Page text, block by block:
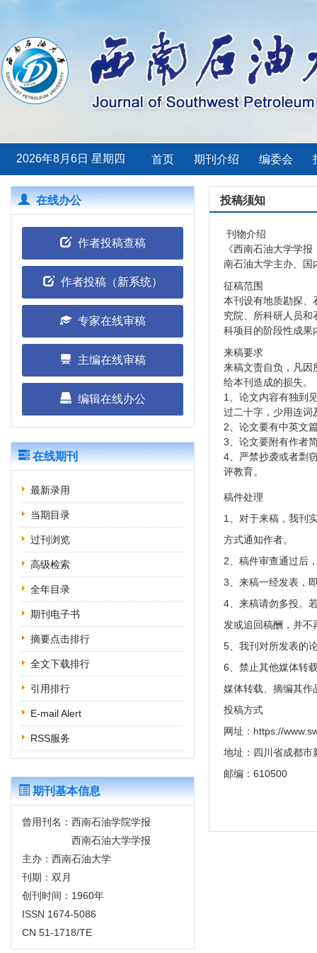
2026年8月6日 星期四 首页 期刊介绍 编委会
在线办公
作者投稿查稿
作者投稿（新系统）
专家在线审稿
主编在线审稿
编辑在线办公
在线期刊
最新录用
当期目录
过刊浏览
高级检索
全年目录
期刊电子书
摘要点击排行
全文下载排行
引用排行
E-mail Alert
RSS服务
期刊基本信息
曾用刊名：西南石油学院学报
西南石油大学学报
主办：西南石油大学
刊期：双月
创刊时间：1960年
ISSN 1674-5086
CN 51-1718/TE
投稿须知
刊物介绍
《西南石油大学学
南石油大学主办、国
征稿范围
本刊设有地质勘探、
究院、所科研人员
科项目的阶段性成果
来稿要求
来稿文责自负，凡因
给本刊造成的损失。
1、论文内容有独到
过二十字，少用连词
2、论文要有中英文
3、论文要附有作者
4、严禁抄袭或者剽
评教育。
稿件处理
1、对于来稿，我刊
方式通知作者。
2、稿件审查通过后
3、来稿一经发表，
4、来稿请勿多投。
发或追回稿酬，并不
5、我刊对所发表的
6、禁止其他媒体转
媒体转载、摘编其作
投稿方式
网址：https://
地址：四川省成都市
邮编：610500